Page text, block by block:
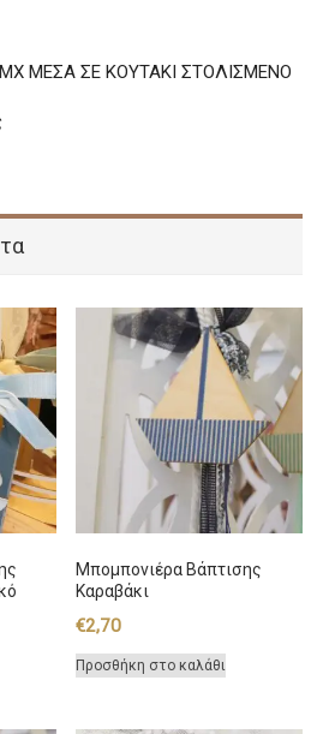
ΜΕΣΑ ΣΕ ΚΟΥΤΑΚΙ ΣΤΟΛΙΣΜΕΝΟ
Μπομπονιέρα Βάπτισης
Καραβάκι
€2,70
Προσθήκη στο καλάθι